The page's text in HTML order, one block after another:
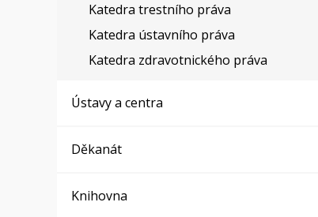
Katedra trestního práva
Katedra ústavního práva
Katedra zdravotnického práva
Ústavy a centra
Děkanát
Knihovna